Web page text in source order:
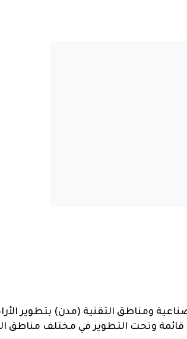
للمدن الصناعية ومناطق التقنية (مدن)
وهي تشرف اليوم على 35 مدينة صناعية قائمة وتحت